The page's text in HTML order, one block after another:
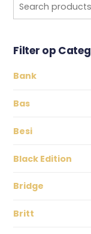
for:
Filter op
Bank
Bas
Besi
Black Edition
Bridge
Britt